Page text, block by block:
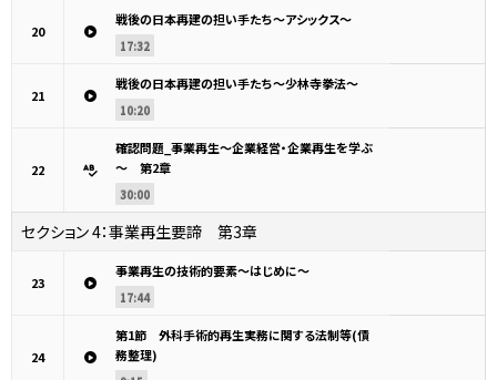
20
戦後の日本再建の担い手たち～アシックス～
17:32
21
戦後の日本再建の担い手たち～少林寺拳法～
10:20
22
確認問題_事業再生～企業経営・企業再生を学ぶ
～ 第2章
30:00
セクション 4：事業再生要諦 第3章
23
事業再生の技術的要素～はじめに～
17:44
24
第1節 外科手術的再生実務に関する法制等(債
務整理)